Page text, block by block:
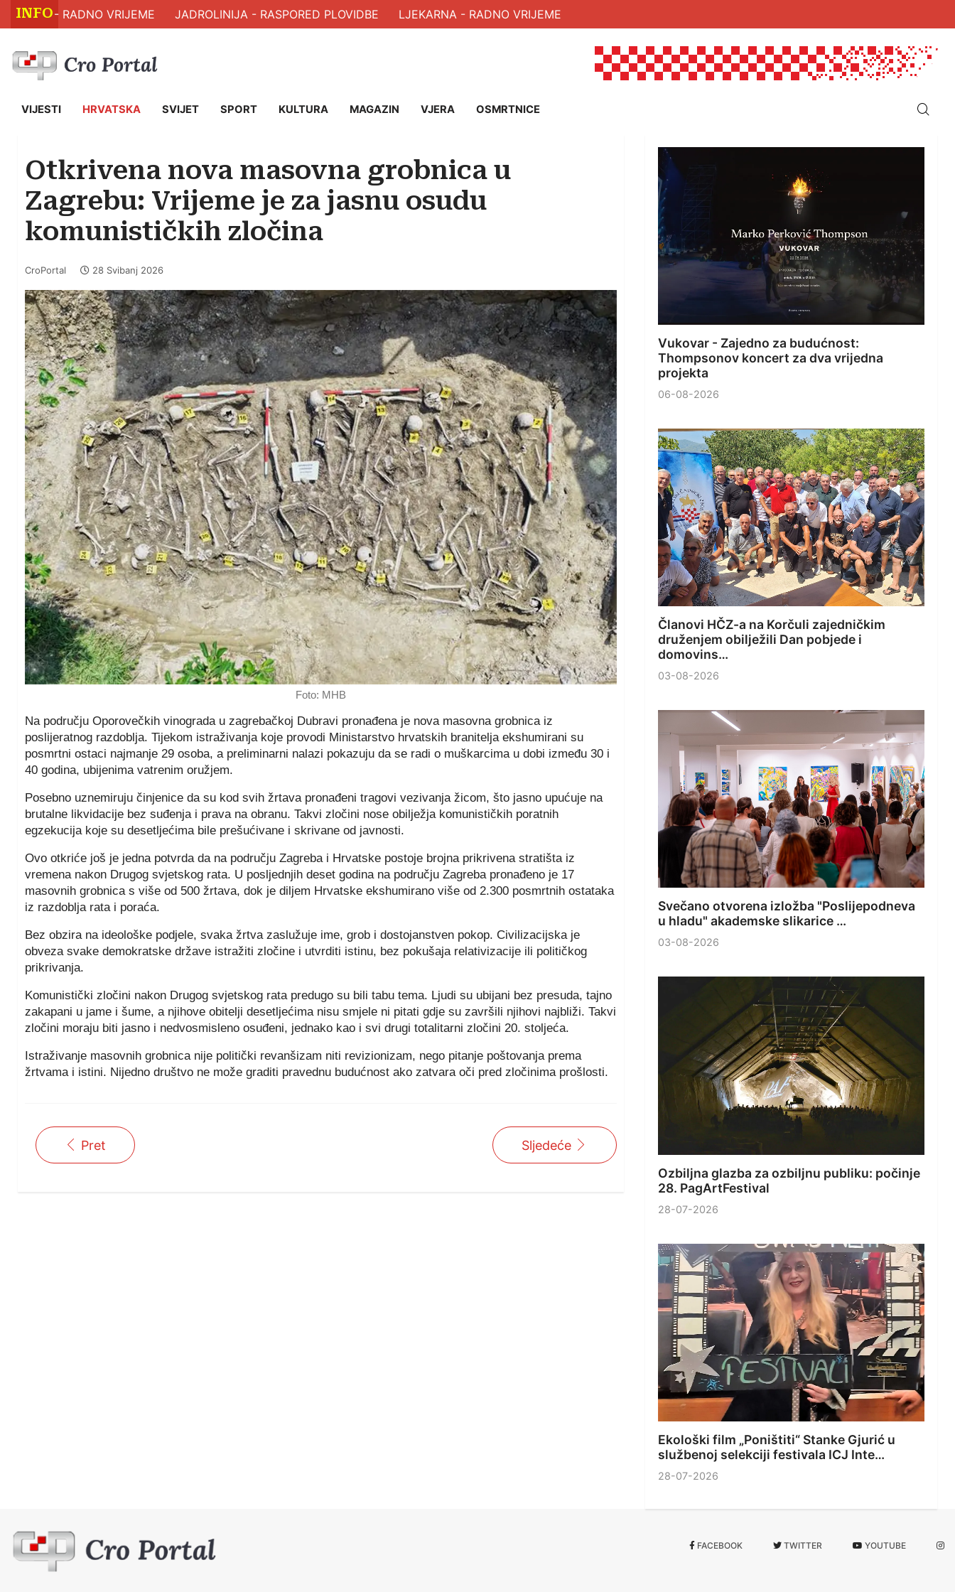
INFO- RADNO VRIJEME JADROLINIJA - RASPORED PLOVIDBE LJEKARNA - RADNO VRIJEME
VIJESTI HRVATSKA SVIJET SPORT KULTURA MAGAZIN VJERA OSMRTNICE
Otkrivena nova masovna grobnica u
Zagrebu: Vrijeme je za jasnu osudu
komunističkih zločina
CroPortal 28 Svibanj 2026
Foto: MHB
Na području Oporovečkih vinograda u zagrebačkoj Dubravi pronađena je nova masovna grobnica iz
poslijeratnog razdoblja. Tijekom istraživanja koje provodi Ministarstvo hrvatskih branitelja ekshumirani su
posmrtni ostaci najmanje 29 osoba, a preliminarni nalazi pokazuju da se radi o muškarcima u dobi između 30 i
40 godina, ubijenima vatrenim oružjem.
Posebno uznemiruju činjenice da su kod svih žrtava pronađeni tragovi vezivanja žicom, što jasno upućuje na
brutalne likvidacije bez suđenja i prava na obranu. Takvi zločini nose obilježja komunističkih poratnih
egzekucija koje su desetljećima bile prešućivane i skrivane od javnosti.
Ovo otkriće još je jedna potvrda da na području Zagreba i Hrvatske postoje brojna prikrivena stratišta iz
vremena nakon Drugog svjetskog rata. U posljednjih deset godina na području Zagreba pronađeno je 17
masovnih grobnica s više od 500 žrtava, dok je diljem Hrvatske ekshumirano više od 2.300 posmrtnih ostataka
iz razdoblja rata i poraća.
Bez obzira na ideološke podjele, svaka žrtva zaslužuje ime, grob i dostojanstven pokop. Civilizacijska je
obveza svake demokratske države istražiti zločine i utvrditi istinu, bez pokušaja relativizacije ili političkog
prikrivanja.
Komunistički zločini nakon Drugog svjetskog rata predugo su bili tabu tema. Ljudi su ubijani bez presuda, tajno
zakapani u jame i šume, a njihove obitelji desetljećima nisu smjele ni pitati gdje su završili njihovi najbliži. Takvi
zločini moraju biti jasno i nedvosmisleno osuđeni, jednako kao i svi drugi totalitarni zločini 20. stoljeća.
Istraživanje masovnih grobnica nije politički revanšizam niti revizionizam, nego pitanje poštovanja prema
žrtvama i istini. Nijedno društvo ne može graditi pravednu budućnost ako zatvara oči pred zločinima prošlosti.
Pret Sljedeće
Vukovar - Zajedno za budućnost:
Thompsonov koncert za dva vrijedna
projekta
06-08-2026
Članovi HČZ-a na Korčuli zajedničkim
druženjem obilježili Dan pobjede i
domovins…
03-08-2026
Svečano otvorena izložba "Poslijepodneva
u hladu" akademske slikarice …
03-08-2026
Ozbiljna glazba za ozbiljnu publiku: počinje
28. PagArtFestival
28-07-2026
Ekološki film „Poništiti“ Stanke Gjurić u
službenoj selekciji festivala ICJ Inte…
28-07-2026
FACEBOOK TWITTER YOUTUBE